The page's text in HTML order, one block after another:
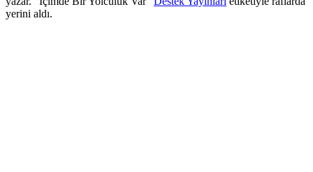
yerini aldı.